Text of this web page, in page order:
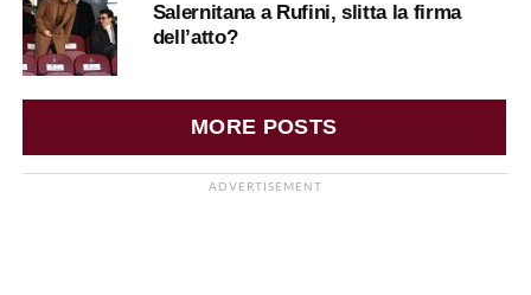
Salernitana a Rufini, slitta la firma
dell’atto?
MORE POSTS
ADVERTISEMENT